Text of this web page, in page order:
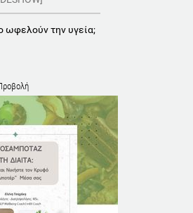
ωφελούν την υγεία;